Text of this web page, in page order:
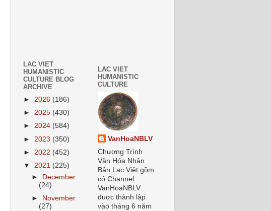
LAC VIET
HUMANISTIC
CULTURE BLOG
ARCHIVE
► 2026 (186)
► 2025 (430)
► 2024 (584)
► 2023 (350)
► 2022 (452)
▼ 2021 (225)
► December
(24)
► November
(27)
LAC VIET
HUMANISTIC
CULTURE
VanHoaNBLV
Chương Trình
Văn Hóa Nhân
Bản Lạc Việt gồm
có Channel
VanHoaNBLV
đuợc thành lập
vào tháng 6 năm